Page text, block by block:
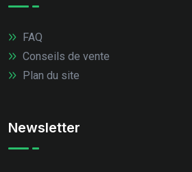
FAQ
Conseils de vente
Plan du site
Newsletter